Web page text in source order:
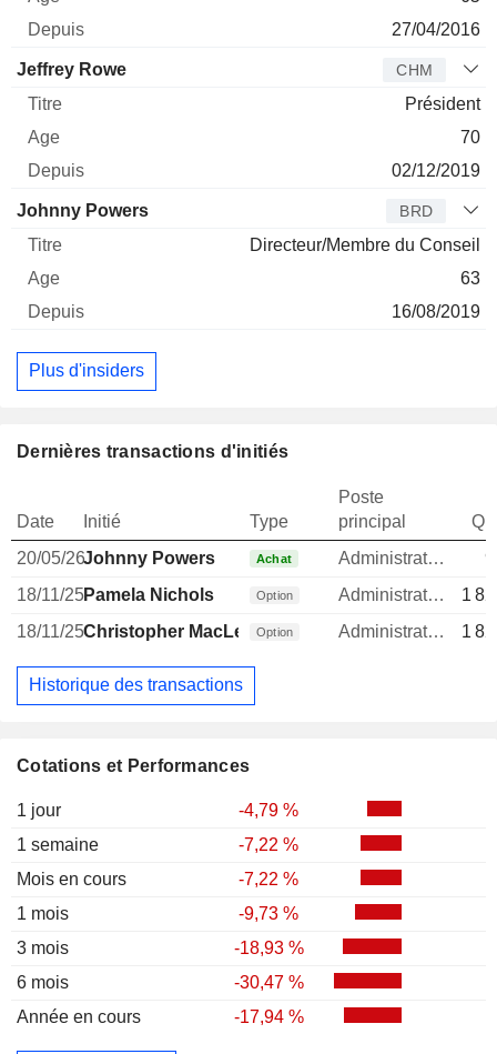
Cotations et Performances
1 jour
-4,79 %
1 semaine
-7,22 %
Mois en cours
-7,22 %
1 mois
-9,73 %
3 mois
-18,93 %
6 mois
-30,47 %
Année en cours
-17,94 %
27/04/2016
Jeffrey Rowe CHM
Président
70
02/12/2019
Johnny Powers BRD
Directeur/Membre du Conseil
63
16/08/2019
Plus d'insiders
Dernières transactions d'initiés
Date Initié Type
Poste
principal
20/05/26Johnny Powers Achat Administrateur
18/11/25Pamela Nichols Option Administrateur
1
18/11/25Christopher MacLeodOption Administrateur 1
Historique des transactions